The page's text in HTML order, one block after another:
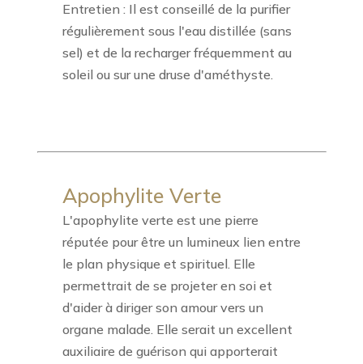
Entretien : Il est conseillé de la purifier
régulièrement sous l'eau distillée (sans
sel) et de la recharger fréquemment au
soleil ou sur une druse d'améthyste.
Apophylite Verte
L'apophylite verte est une pierre
réputée pour être un lumineux lien entre
le plan physique et spirituel. Elle
permettrait de se projeter en soi et
d'aider à diriger son amour vers un
organe malade. Elle serait un excellent
auxiliaire de guérison qui apporterait